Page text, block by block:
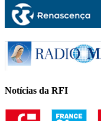
Notícias da RFI